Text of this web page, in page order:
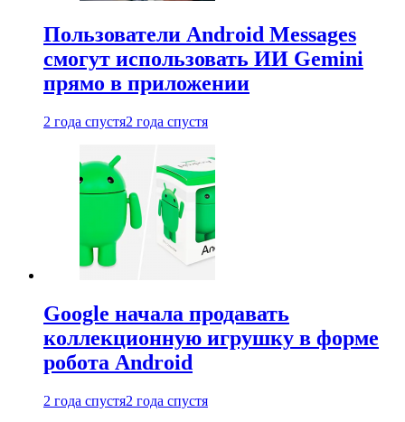
Пользователи Android Messages
смогут использовать ИИ Gemini
прямо в приложении
2 года спустя2 года спустя
Google начала продавать
коллекционную игрушку в форме
робота Android
2 года спустя2 года спустя